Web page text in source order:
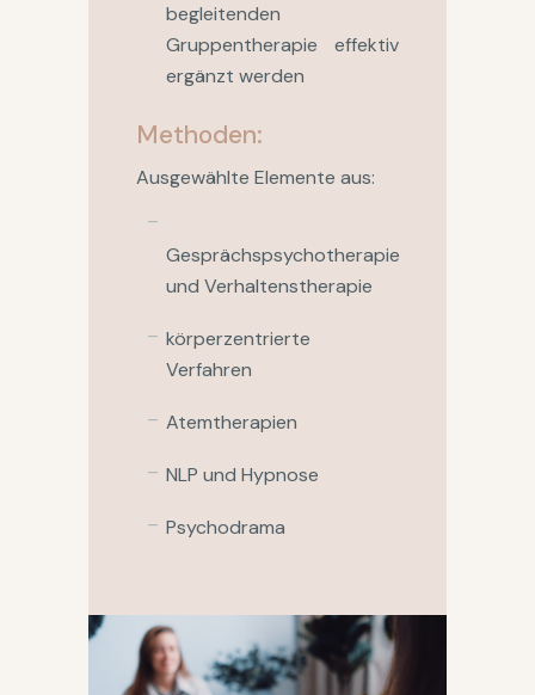
begleitenden
Gruppentherapie effektiv
ergänzt werden
Methoden:
Ausgewählte Elemente aus:
Gesprächspsychotherapie
und Verhaltenstherapie
körperzentrierte
Verfahren
Atemtherapien
NLP und Hypnose
Psychodrama